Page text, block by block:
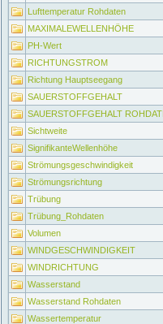
Lufttemperatur Rohdaten
MAXIMALEWELLENHÖHE
PH-Wert
RICHTUNGSTROM
Richtung Hauptseegang
SAUERSTOFFGEHALT
SAUERSTOFFGEHALT
Sichtweite
SignifikanteWellenhöhe
Strömungsgeschwindigkeit
Strömungsrichtung
Trübung
Trübung_Rohdaten
Volumen
WINDGESCHWINDIGKEIT
WINDRICHTUNG
Wasserstand
Wasserstand Rohdaten
Wassertemperatur